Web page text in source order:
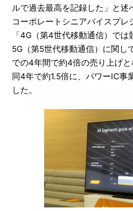
ルで過去最高を記録した」と
コーポレートシニアバイスプ
「4G（第4世代移動通信）では
5G（第5世代移動通信）に関し
での4年間で約4倍の売り上げ
同4年で約1.5倍に、パワーIC事
した。